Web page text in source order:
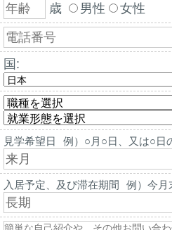
歳 男性 女性
国:
見学希望日 例）○月○日、又は○日
入居予定、及び滞在期間 例）今月